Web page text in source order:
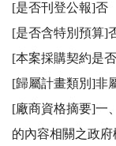
[是否刊登公報]否
[是否含特別預算]
[本案採購契約是
[歸屬計畫類別]非
[廠商資格摘要]一
的內容相關之政